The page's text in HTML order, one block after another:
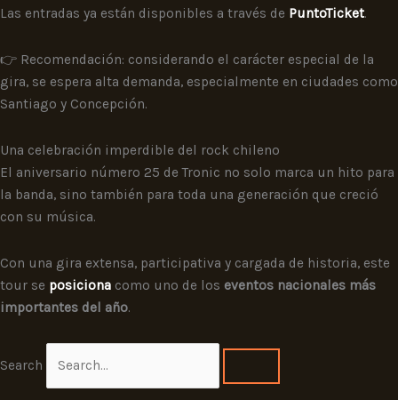
Las entradas ya están disponibles a través de PuntoTicket.
👉 Recomendación: considerando el carácter especial de la
gira, se espera alta demanda, especialmente en ciudades como
Santiago y Concepción.
Una celebración imperdible del rock chileno
El aniversario número 25 de Tronic no solo marca un hito para
la banda, sino también para toda una generación que creció
con su música.
Con una gira extensa, participativa y cargada de historia, este
tour se posiciona como uno de los eventos nacionales más
importantes del año.
Search